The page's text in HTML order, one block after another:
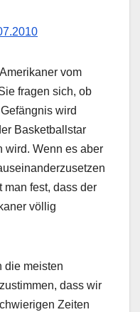
vom
fragen sich, ob
wird
Basketballstar
wird. Wenn es aber
fest, dass der
völlig
die meisten
dass wir
Zeiten